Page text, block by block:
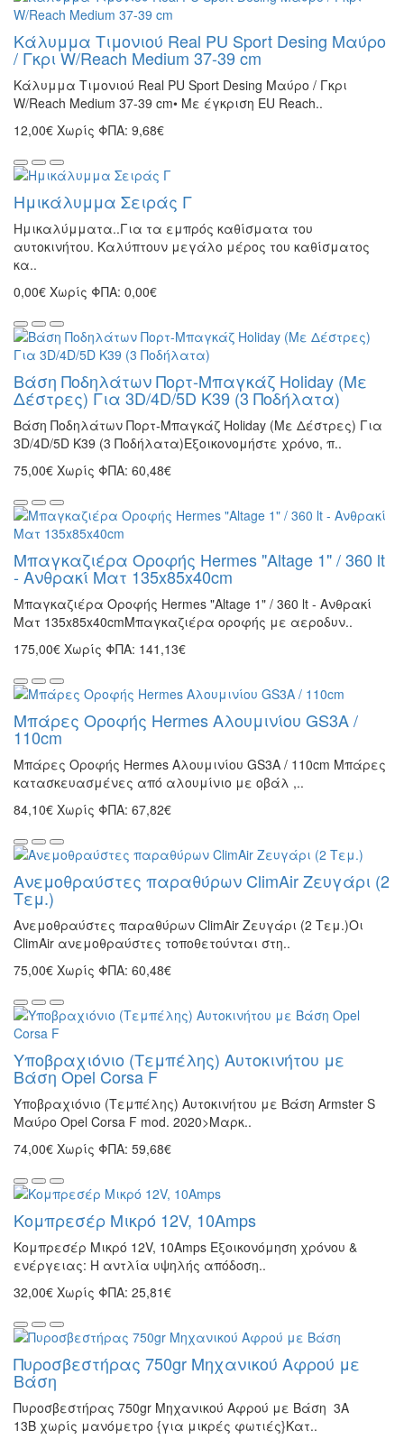
Κάλυμμα Τιμονιού Real PU Sport Desing Μαύρο
/ Γκρι W/Reach Medium 37-39 cm
Κάλυμμα Τιμονιού Real PU Sport Desing Μαύρο / Γκρι
W/Reach Medium 37-39 cm• Με έγκριση EU Reach..
12,00€ Χωρίς ΦΠΑ: 9,68€
Ημικάλυμμα Σειράς Γ
Ημικαλύμματα..Για τα εμπρός καθίσματα του
αυτοκινήτου. Καλύπτουν μεγάλο μέρος του καθίσματος
κα..
0,00€ Χωρίς ΦΠΑ: 0,00€
Βάση Ποδηλάτων Πορτ-Μπαγκάζ Holiday (Με
Δέστρες) Για 3D/4D/5D K39 (3 Ποδήλατα)
Βάση Ποδηλάτων Πορτ-Μπαγκάζ Holiday (Με Δέστρες) Για
3D/4D/5D K39 (3 Ποδήλατα)Εξοικονομήστε χρόνο, π..
75,00€ Χωρίς ΦΠΑ: 60,48€
Μπαγκαζιέρα Οροφής Hermes "Altage 1" / 360 lt
- Ανθρακί Ματ 135x85x40cm
Μπαγκαζιέρα Οροφής Hermes "Altage 1" / 360 lt - Ανθρακί
Ματ 135x85x40cmΜπαγκαζιέρα οροφής με αεροδυν..
175,00€ Χωρίς ΦΠΑ: 141,13€
Μπάρες Οροφής Hermes Αλουμινίου GS3A /
110cm
Μπάρες Οροφής Hermes Αλουμινίου GS3A / 110cm Μπάρες
κατασκευασμένες από αλουμίνιο με οβάλ ,..
84,10€ Χωρίς ΦΠΑ: 67,82€
Ανεμοθραύστες παραθύρων ClimAir Ζευγάρι (2
Τεμ.)
Ανεμοθραύστες παραθύρων ClimAir Ζευγάρι (2 Τεμ.)Οι
ClimAir ανεμοθραύστες τοποθετούνται στη..
75,00€ Χωρίς ΦΠΑ: 60,48€
Υποβραχιόνιο (Τεμπέλης) Αυτοκινήτου με
Βάση Opel Corsa F
Υποβραχιόνιο (Τεμπέλης) Αυτοκινήτου με Βάση Armster S
Μαύρο Opel Corsa F mod. 2020>Μαρκ..
74,00€ Χωρίς ΦΠΑ: 59,68€
Κομπρεσέρ Μικρό 12V, 10Amps
Κομπρεσέρ Μικρό 12V, 10Amps Εξοικονόμηση χρόνου &
ενέργειας: Η αντλία υψηλής απόδοση..
32,00€ Χωρίς ΦΠΑ: 25,81€
Πυροσβεστήρας 750gr Μηχανικού Αφρού με
Βάση
Πυροσβεστήρας 750gr Μηχανικού Αφρού με Βάση 3Α
13Β χωρίς μανόμετρο {για μικρές φωτιές}Κατ..